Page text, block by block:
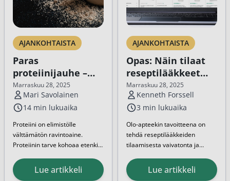
AJANKOHTAISTA
Paras
proteiinijauhe –
Mistä tunnistaa
hyvän
proteiinivalmisteen?
Marraskuu 28, 2025
Mari Savolainen
14 min lukuaika
Proteiini on elimistölle
välttämätön ravintoaine.
Proteiinin tarve kohoaa etenkin
proteiinijauhe onkin loistava
lisä. Hyvän proteiinivalmisteen
Lue artikkeli
AJANKOHTAISTA
Opas: Näin tilaat
reseptilääkkeet
netistä
Marraskuu 28, 2025
Kenneth Forssell
3 min lukuaika
Olo-apteekin tavoitteena on
tehdä reseptilääkkeiden
tilaamisesta vaivatonta ja
reseptilääkkeet verkosta juuri
silloin, kun sinulle sopii. Ei enää
Lue artikkeli